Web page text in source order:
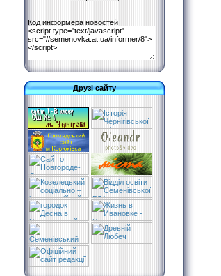
Код информера новостей
Друзі сайту